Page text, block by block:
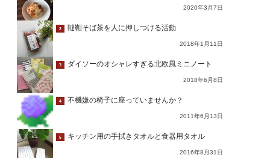
2020年3月7日
2 韃靼そば茶を人に押しつける活動
2018年1月11日
3 ダイソーのオシャレすぎる北欧風ミニノート
2018年6月8日
4 不機嫌の椅子に座っていませんか？
2011年6月13日
5 キッチン用の手拭きタオルと食器用タオル
2016年8月31日